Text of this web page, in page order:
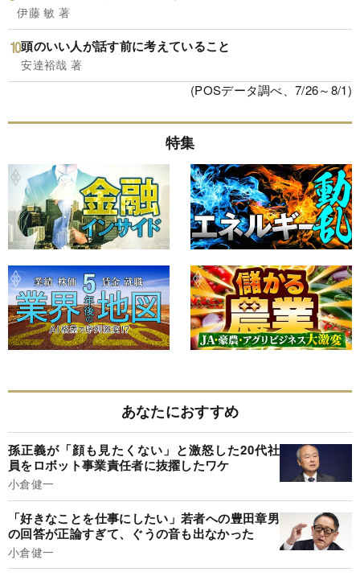
伊藤 敏 著
頭のいい人が話す前に考えていること
安達裕哉 著
(POSデータ調べ、7/26～8/1)
特集
あなたにおすすめ
孫正義が「顔も見たくない」と激怒した20代社
員をロボット事業責任者に抜擢したワケ
小倉健一
「好きなことを仕事にしたい」若者への豊田章男
の回答が正論すぎて、ぐうの音も出なかった
小倉健一